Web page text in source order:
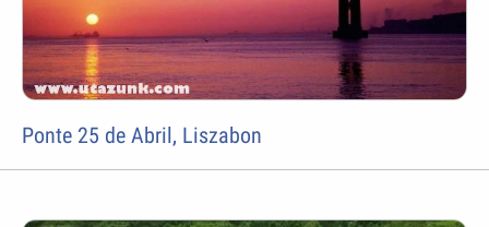
Ponte 25 de Abril, Liszabon